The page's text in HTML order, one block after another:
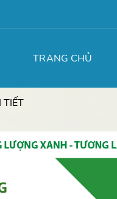
TRANG CHỦ
TIẾT